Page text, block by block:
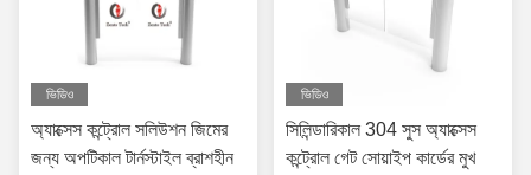
ভিডিও
অ্যাক্সেস কন্ট্রোল সলিউশন জিমের
জন্য অপটিকাল টার্নস্টাইল ব্রাশহীন
ভিডিও
সিলিন্ডারিকাল 304 সুস অ্যাক্সেস
কন্ট্রোল গেট সোয়াইপ কার্ডের মুখ